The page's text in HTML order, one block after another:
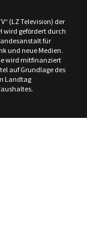
(LZ Television) der
wird gefördert durch
für
und neue Medien.
wird mitfinanziert
auf Grundlage des
Landtag